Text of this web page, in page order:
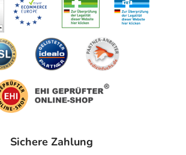
Sichere Zahlung